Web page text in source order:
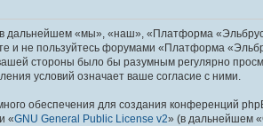
«мы», «наш», «Платформа
и не пользуйтесь форумами «Платформа
стороны было бы разумным регулярно
условий означает ваше согласие с ними.
обеспечения для создания конференций
«GNU General Public License v2» (в дальнейшем